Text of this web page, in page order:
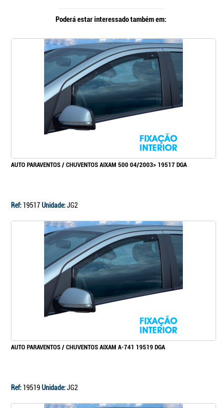
Poderá estar interessado também em:
AUTO PARAVENTOS / CHUVENTOS AIXAM 500 04/2003> 19517 DGA
Ref: 19517Unidade:JG2
AUTO PARAVENTOS / CHUVENTOS AIXAM A-741 19519 DGA
Ref: 19519Unidade:JG2